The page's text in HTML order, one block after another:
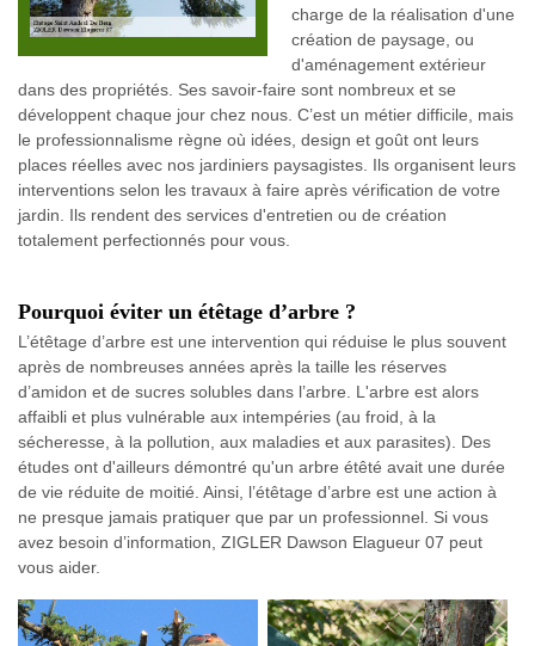
charge de la réalisation d'une
création de paysage, ou
d'aménagement extérieur
dans des propriétés. Ses savoir-faire sont nombreux et se
développent chaque jour chez nous. C’est un métier difficile, mais
le professionnalisme règne où idées, design et goût ont leurs
places réelles avec nos jardiniers paysagistes. Ils organisent leurs
interventions selon les travaux à faire après vérification de votre
jardin. Ils rendent des services d'entretien ou de création
totalement perfectionnés pour vous.
Pourquoi éviter un étêtage d’arbre ?
L’étêtage d’arbre est une intervention qui réduise le plus souvent
après de nombreuses années après la taille les réserves
d’amidon et de sucres solubles dans l’arbre. L'arbre est alors
affaibli et plus vulnérable aux intempéries (au froid, à la
sécheresse, à la pollution, aux maladies et aux parasites). Des
études ont d'ailleurs démontré qu'un arbre étêté avait une durée
de vie réduite de moitié. Ainsi, l’étêtage d’arbre est une action à
ne presque jamais pratiquer que par un professionnel. Si vous
avez besoin d’information, ZIGLER Dawson Elagueur 07 peut
vous aider.